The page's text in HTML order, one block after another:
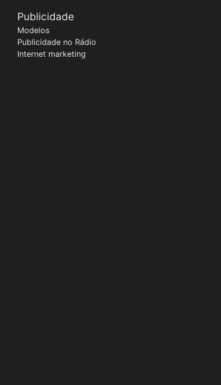
Publicidade
Modelos
Publicidade no Rádio
Internet marketing